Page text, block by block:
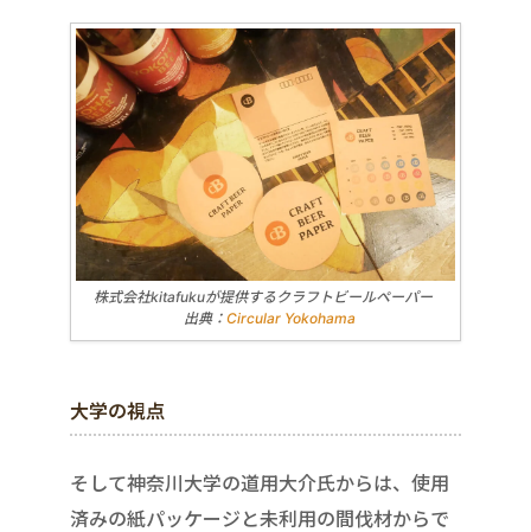
株式会社kitafukuが提供するクラフトビールペーパー
出典： Circular Yokohama
大学の視点
そして神奈川大学の道用大介氏からは、使用
済みの紙パッケージと未利用の間伐材からで